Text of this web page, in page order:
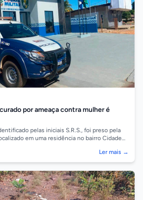
por ameaça contra mulher é
pelas iniciais S.R.S., foi preso pela
em uma residência no bairro Cidade
Ler mais →